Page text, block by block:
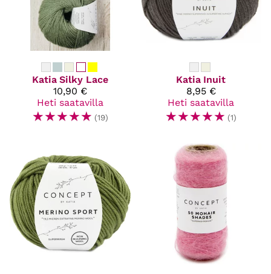
Katia Silky Lace
10,90 €
Heti saatavilla
☆☆☆☆☆ (19)
Katia Inuit
8,95 €
Heti saatavilla
☆☆☆☆☆ (1)